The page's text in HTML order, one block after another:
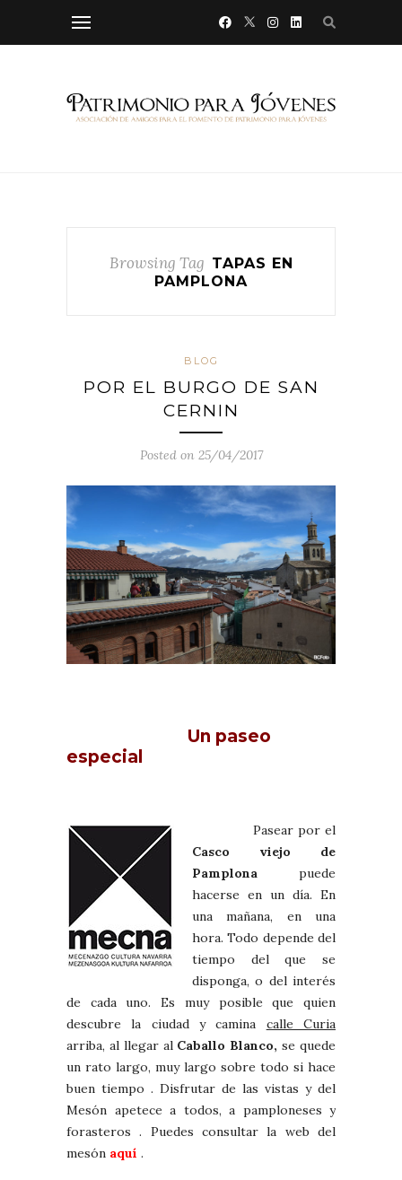
Browsing Tag TAPAS EN
PAMPLONA
BLOG
POR EL BURGO DE SAN
CERNIN
Posted on 25/04/2017
Un paseo
especial
Pasear por el
Casco viejo de
Pamplona puede
hacerse en un día. En
una mañana, en una
hora. Todo depende del
tiempo del que se
disponga, o del interés
de cada uno. Es muy posible que quien
descubre la ciudad y camina calle Curia
arriba, al llegar al Caballo Blanco, se quede
un rato largo, muy largo sobre todo si hace
buen tiempo . Disfrutar de las vistas y del
Mesón apetece a todos, a pamploneses y
forasteros . Puedes consultar la web del
mesón aquí .